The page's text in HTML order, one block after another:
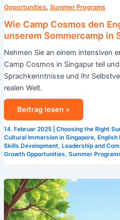
Opportunities, Summer Programs
Wie Camp Cosmos den
unserem Sommercamp in
Nehmen Sie an einem intensiven
Camp Cosmos in Singapur teil
Sprachkenntnisse und Ihr
realen Welt.
Beitrag lesen »
14. Februar 2025 Choosing the Right
Cultural Immersion in Singapore, English
Skills Development, Leadership and
Growth Opportunities, Summer
Erzielen
Sie
akademische